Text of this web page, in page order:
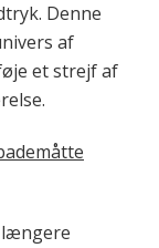
Denne
af
et strejf af
længere